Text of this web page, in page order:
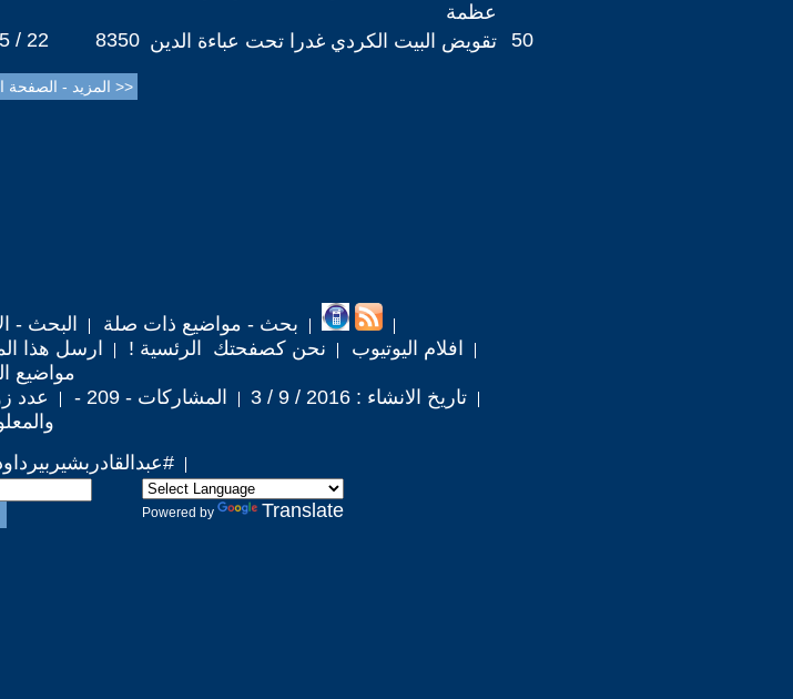
عظمة
/ 22 8350 تقويض البيت الكردي غدرا تحت عباءة الدين 50
بحث - مواضيع ذات صلة البحث -
افلام اليوتيوب
نحن كصفحتك الرئسية ! ارسل هذا
مواضيع
تاريخ الانشاء : 2016 / 9 / 3
المشاركات - 209 - عدد
Powered by Translate